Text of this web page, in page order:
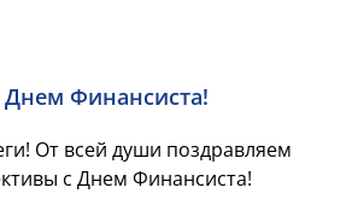
Днем Финансиста!
От всей души поздравляем
с Днем Финансиста!